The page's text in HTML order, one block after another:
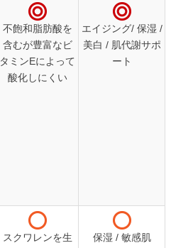
不飽和脂肪酸を
含むが豊富なビ
タミンEによって
酸化しにくい
エイジング/ 保湿 /
美白 / 肌代謝サポ
ート
スクワレンを生
保湿 / 敏感肌